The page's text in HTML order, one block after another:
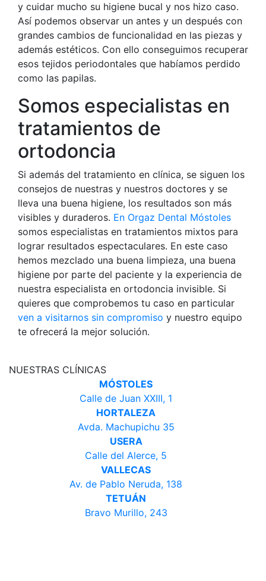
y cuidar mucho su higiene bucal y nos hizo caso.
Así podemos observar un antes y un después con
grandes cambios de funcionalidad en las piezas y
además estéticos. Con ello conseguimos recuperar
esos tejidos periodontales que habíamos perdido
como las papilas.
Somos especialistas en
tratamientos de
ortodoncia
Si además del tratamiento en clínica, se siguen los
consejos de nuestras y nuestros doctores y se
lleva una buena higiene, los resultados son más
visibles y duraderos. En Orgaz Dental Móstoles
somos especialistas en tratamientos mixtos para
lograr resultados espectaculares. En este caso
hemos mezclado una buena limpieza, una buena
higiene por parte del paciente y la experiencia de
nuestra especialista en ortodoncia invisible. Si
quieres que comprobemos tu caso en particular
ven a visitarnos sin compromiso y nuestro equipo
te ofrecerá la mejor solución.
NUESTRAS CLÍNICAS
MÓSTOLES
Calle de Juan XXIII, 1
HORTALEZA
Avda. Machupichu 35
USERA
Calle del Alerce, 5
VALLECAS
Av. de Pablo Neruda, 138
TETUÁN
Bravo Murillo, 243